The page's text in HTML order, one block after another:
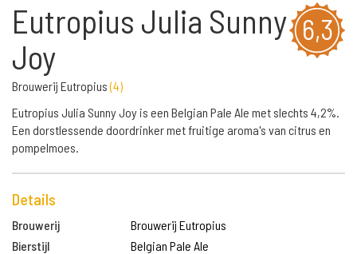
6,3
Eutropius Julia Sunny
Joy
Brouwerij Eutropius(4)
Eutropius Julia Sunny Joy is een Belgian Pale Ale met slechts 4,2%.
Een dorstlessende doordrinker met fruitige aroma's van citrus en
pompelmoes.
Details
Brouwerij
Brouwerij Eutropius
Bierstijl
Belgian Pale Ale